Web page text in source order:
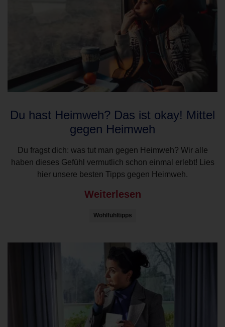
Du hast Heimweh? Das ist okay! Mittel
gegen Heimweh
Du fragst dich: was tut man gegen Heimweh? Wir alle
haben dieses Gefühl vermutlich schon einmal erlebt! Lies
hier unsere besten Tipps gegen Heimweh.
Weiterlesen
Wohlfühltipps